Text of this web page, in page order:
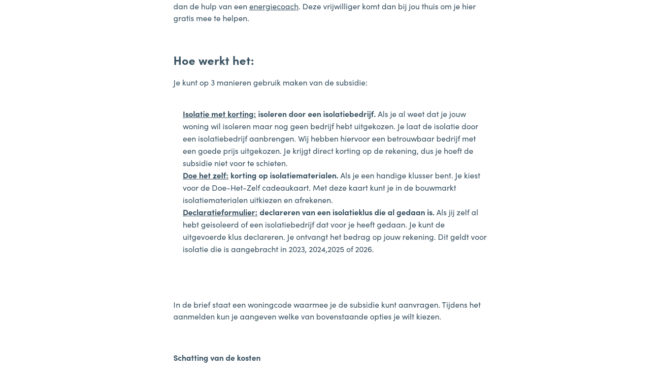
dan de hulp van een energiecoach. Deze vrijwilliger komt dan bij jou thuis om je hier
gratis mee te helpen.
Hoe werkt het:
Je kunt op 3 manieren gebruik maken van de subsidie:
Isolatie met korting: isoleren door een isolatiebedrijf.Als je al weet dat je jouw
woning wil isoleren maar nog geen bedrijf hebt uitgekozen. Je laat de isolatie door
een isolatiebedrijf aanbrengen. Wij hebben hiervoor een betrouwbaar bedrijf met
een goede prijs uitgekozen. Je krijgt direct korting op de rekening, dus je hoeft de
subsidie niet voor te schieten.
Doe het zelf: korting op isolatiematerialen.Als je een handige klusser bent. Je kiest
voor de Doe-Het-Zelf cadeaukaart. Met deze kaart kunt je in de bouwmarkt
isolatiematerialen uitkiezen en afrekenen.
Declaratieformulier: declareren van een isolatieklus die al gedaan is.Als jij zelf al
hebt geisoleerd of een isolatiebedrijf dat voor je heeft gedaan. Je kunt de
uitgevoerde klus declareren. Je ontvangt het bedrag op jouw rekening. Dit geldt voor
isolatie die is aangebracht in 2023, 2024,2025 of 2026.
In de brief staat een woningcode waarmee je de subsidie kunt aanvragen. Tijdens het
aanmelden kun je aangeven welke van bovenstaande opties je wilt kiezen.
Schatting van de kosten